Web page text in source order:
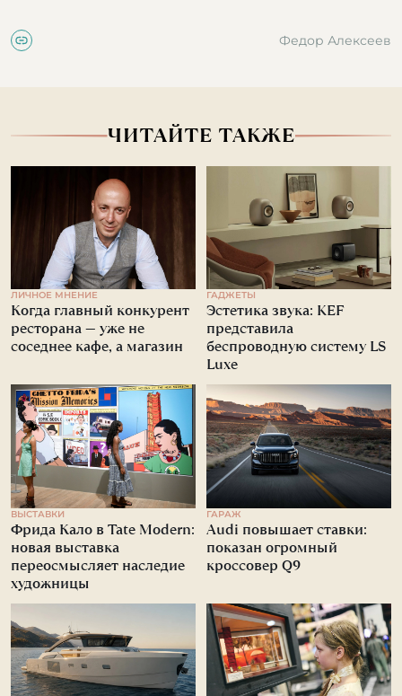
Федор Алексеев
ЧИТАЙТЕ ТАКЖЕ
ЛИЧНОЕ МНЕНИЕ
Когда главный конкурент
ресторана — уже не
соседнее кафе, а магазин
ГАДЖЕТЫ
Эстетика звука: KEF
представила
беспроводную систему LS
Luxe
ВЫСТАВКИ
Фрида Кало в Tate Modern:
новая выставка
переосмысляет наследие
художницы
ГАРАЖ
Audi повышает ставки:
показан огромный
кроссовер Q9